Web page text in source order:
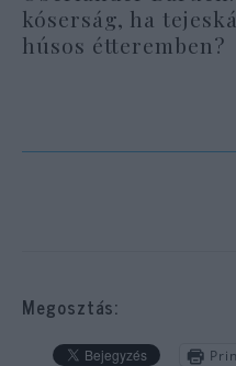
kóserság, ha
húsos étteremben?
Megosztás: